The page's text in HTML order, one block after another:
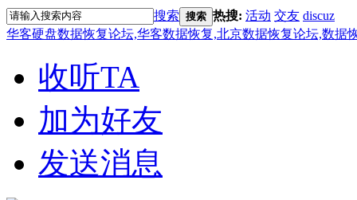
搜索 搜索 热搜: 活动 交友 discuz
华客硬盘数据恢复论坛,华客数据恢复,北京数据恢复论坛,数据
收听TA
加为好友
发送消息